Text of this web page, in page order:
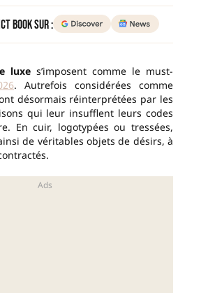
Book sur :
luxe s’imposent comme le must-
. Autrefois considérées comme
désormais réinterprétées par les
qui leur insufflent leurs codes
En cuir, logotypées ou tressées,
de véritables objets de désirs, à